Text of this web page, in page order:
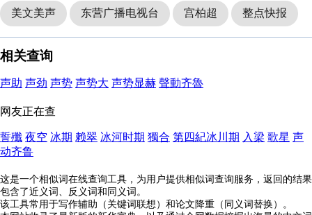
美文美声 东营广播电视台 宫柏超 整点快报
相关查询
声助 声劲 声势 声势大 声势显赫 聲動齐魯
网友正在查
誓殲 夜空 冰期 赖翠 冰河时期 獨合 第四紀冰川期 入梁 歌星 声
动齐鲁
这是一个相似词在线查询工具，为用户提供相似词查询服务，返回的结果
包含了近义词、反义词和同义词。
该工具常用于写作辅助（关键词联想）和论文降重（同义词替换）。